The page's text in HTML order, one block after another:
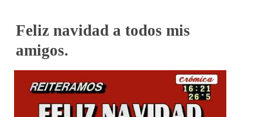
Feliz navidad a todos mis
amigos.